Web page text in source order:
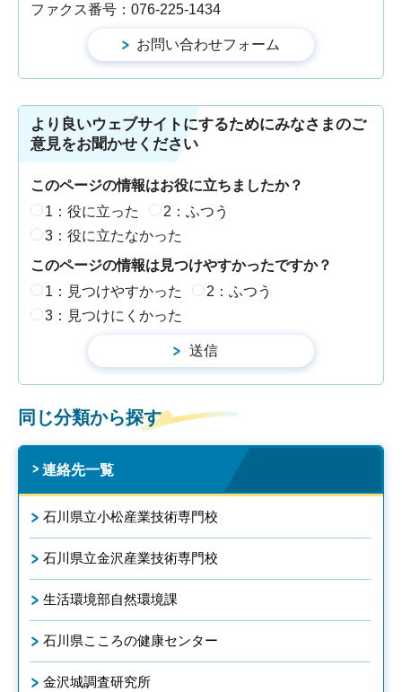
ファクス番号：076-225-1434
より良いウェブサイトにするためにみなさまのご
意見をお聞かせください
このページの情報はお役に立ちましたか？
1：役に立った
2：ふつう
3：役に立たなかった
このページの情報は見つけやすかったですか？
1：見つけやすかった
2：ふつう
3：見つけにくかった
同じ分類から探す
連絡先一覧
石川県立小松産業技術専門校
石川県立金沢産業技術専門校
生活環境部自然環境課
石川県こころの健康センター
金沢城調査研究所